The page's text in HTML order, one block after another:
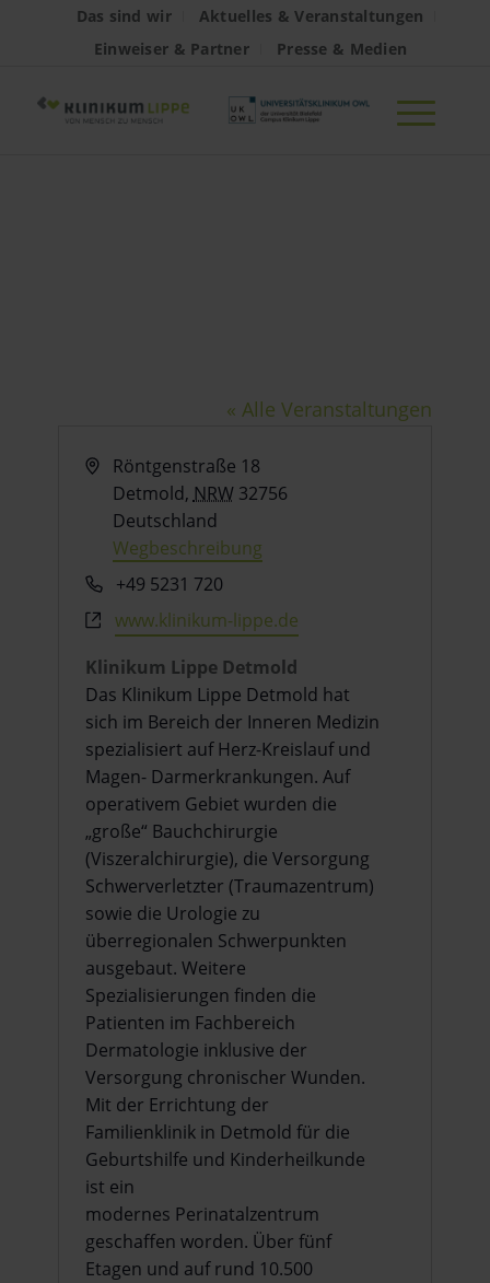
Das sind wir
Aktuelles & Veranstaltungen
Einweiser & Partner
Presse & Medien
« Alle Veranstaltungen
Adresse
Röntgenstraße 18
Detmold, NRW 32756
Deutschland
Wegbeschreibung
Telefon+49 5231 720
Webseite
www.klinikum-lippe.de
Klinikum Lippe Detmold
Das Klinikum Lippe Detmold hat
sich im Bereich der Inneren Medizin
spezialisiert auf Herz-Kreislauf und
Magen- Darmerkrankungen. Auf
operativem Gebiet wurden die
„große“ Bauchchirurgie
(Viszeralchirurgie), die Versorgung
Schwerverletzter (Traumazentrum)
sowie die Urologie zu
überregionalen Schwerpunkten
ausgebaut. Weitere
Spezialisierungen finden die
Patienten im Fachbereich
Dermatologie inklusive der
Versorgung chronischer Wunden.
Mit der Errichtung der
Familienklinik in Detmold für die
Geburtshilfe und Kinderheilkunde
ist ein
modernes Perinatalzentrum
geschaffen worden. Über fünf
Etagen und auf rund 10.500